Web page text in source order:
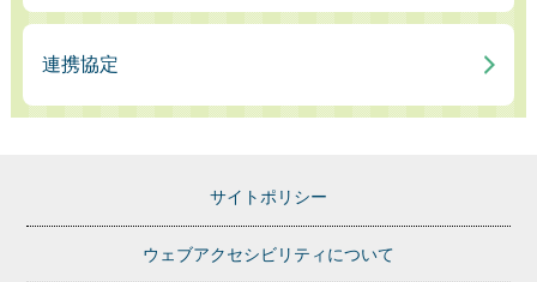
連携協定
サイトポリシー
ウェブアクセシビリティについて